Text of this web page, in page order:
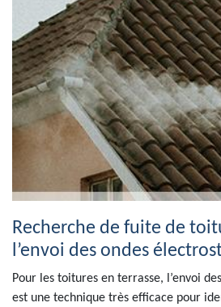
Recherche de fuite de
l’envoi des ondes
Pour les toitures en terrasse, l’envoi
est une technique très efficace pour